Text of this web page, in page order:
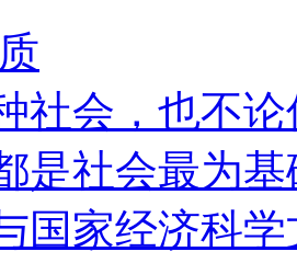
社会，也不
是社会最为
国家经济科